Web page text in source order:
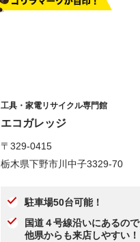
工具・家電リサイクル専門館
エコガレッジ
〒329-0415
栃木県下野市川中子3329-70
駐車場50台可能！
国道４号線沿いにあるので
他県からも来店しやすい！